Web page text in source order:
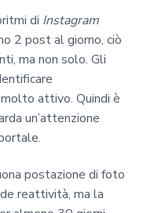
di Instagram
2 post al giorno, ciò
ma non solo. Gli
attivo. Quindi è
un’attenzione
postazione di foto
reattività, ma la